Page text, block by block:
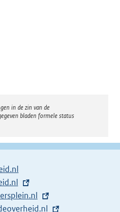
in de zin van de
bladen formele status